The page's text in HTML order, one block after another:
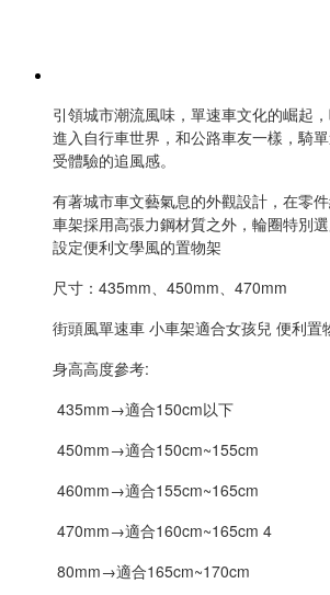
引領城市潮流風味，單速車文化的崛起
進入自行車世界，和公路車友一樣，騎
受體驗的追風感。
有著城市車文藝氣息的外觀設計，在零
車架採用高張力鋼材質之外，輪圈特別
設定便利文學風的置物架
尺寸：435mm、450mm、470mm
街頭風單速車 小車架適合女孩兒 便利置
身高高度參考:
435mm→適合150cm以下
450mm→適合150cm~155cm
460mm→適合155cm~165cm
470mm→適合160cm~165cm 4
80mm→適合165cm~170cm